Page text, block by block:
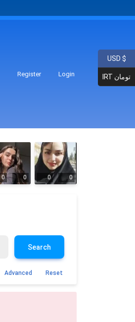
Register Login
0 0 0 0
Search
Advanced Reset
USD $
IRT تومان